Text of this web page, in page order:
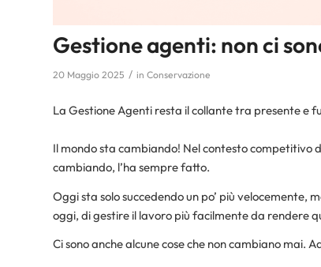
Gestione agenti: non ci
20 Maggio 2025 / in Conservazione
La Gestione Agenti resta il collante tra presente e
Il mondo sta cambiando! Nel contesto competitivo
cambiando, l’ha sempre fatto.
Oggi sta solo succedendo un po’ più velocemente,
oggi, di gestire il lavoro più facilmente da rendere
Ci sono anche alcune cose che non cambiano mai.